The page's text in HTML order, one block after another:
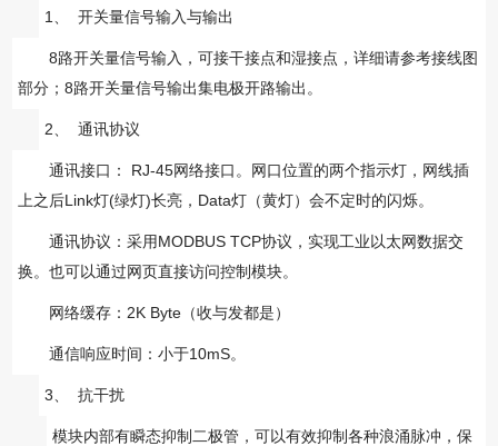
1、 开关量信号输入与输出
8路开关量信号输入，可接干接点和湿接点，详细请参考接线图
部分；8路开关量信号输出集电极开路输出 。
2、 通讯协议
通讯接口： RJ-45网络接口 。 网口位置的两个指示灯，网线插
上之后Link灯(绿灯)长亮， Data灯（黄灯）会不定时的闪烁。
通讯协议：采用 MODBUS TCP协议，实现工业以太网数据交
换。也可以通过网页直接访问控制模块。
网络缓存： 2K Byte （收与发都是）
通信响应时间：小于10mS。
3、 抗干扰
模块内部有瞬态抑制二极管，可以有效抑制各种浪涌脉冲，保